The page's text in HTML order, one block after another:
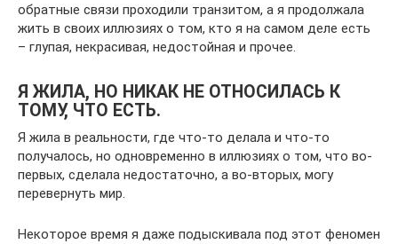
обратные связи проходили транзитом, а я продолжала
жить в своих иллюзиях о том, кто я на самом деле есть
– глупая, некрасивая, недостойная и прочее.
Я ЖИЛА, НО НИКАК НЕ ОТНОСИЛАСЬ К
ТОМУ, ЧТО ЕСТЬ.
Я жила в реальности, где что-то делала и что-то
получалось, но одновременно в иллюзиях о том, что во-
первых, сделала недостаточно, а во-вторых, могу
перевернуть мир.
Некоторое время я даже подыскивала под этот феномен